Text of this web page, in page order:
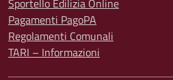
Sportello Edilizia Online
Pagamenti PagoPA
Regolamenti Comunali
TARI – Informazioni